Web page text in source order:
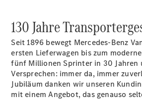
Servicetermin
buchen
130 Jahre
Seit 1896 bewegt Mercedes-Benz
ersten Lieferwagen bis zum
fünf Millionen Sprinter in 30 Jahren
Versprechen: immer da, immer
Jubiläum danken wir unseren
mit einem Angebot, das genauso